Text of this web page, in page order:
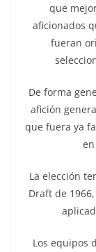
que
aficionados
fueran
De forma
afición
que fuera ya
La elección
Draft de
Los equipos